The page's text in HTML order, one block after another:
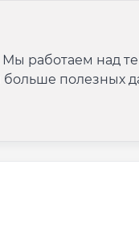
работаем над
полезных